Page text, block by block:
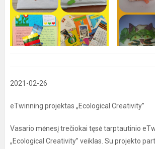
2021-02-26
eTwinning projektas „Ecological Creativity”
Vasario mėnesį trečiokai tęsė tarptautinio
„Ecological Creativity” veiklas. Su projekto